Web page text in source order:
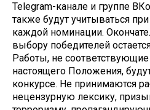
Telegram-канале и группе
также будут учитываться
каждой номинации.
выбору победителей
Работы, не
настоящего Положения,
конкурсе. Не принимаются
нецензурную лексику,